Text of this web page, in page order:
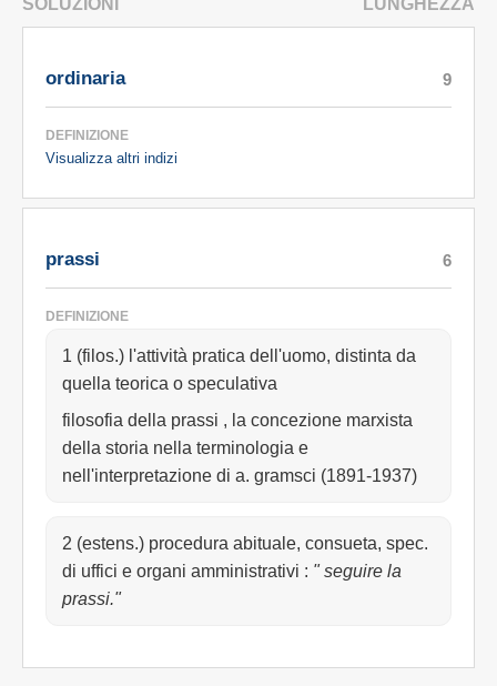
SOLUZIONI LUNGHEZZA
ordinaria
DEFINIZIONE
Visualizza altri indizi
9
prassi
DEFINIZIONE
1 (filos.) l'attività pratica dell'uomo, distinta da
quella teorica o speculativa
filosofia della prassi , la concezione marxista
della storia nella terminologia e
nell'interpretazione di a. gramsci (1891-1937)
2 (estens.) procedura abituale, consueta, spec.
di uffici e organi amministrativi : " seguire la
prassi."
6